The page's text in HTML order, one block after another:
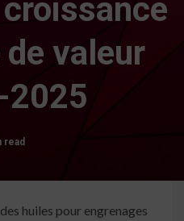
valeur
read
huiles pour engrenages